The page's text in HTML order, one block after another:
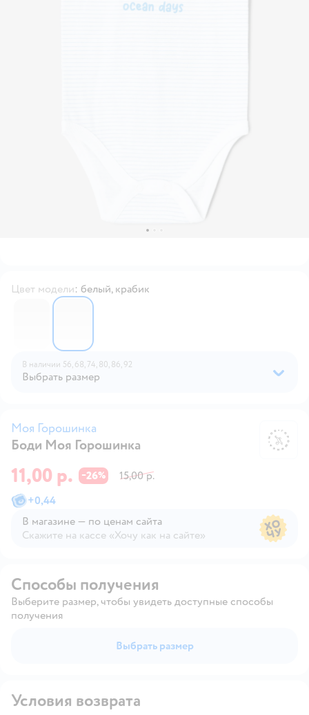
Цвет модели: белый, крабик
70573027057315
В наличии 56, 68, 74, 80, 86, 92
Выбрать размер
Моя Горошинка
Боди Моя Горошинка
11,00 р. −26%
15,00 р.
+0,44
В магазине — по ценам сайта
Скажите на кассе «Хочу как на сайте»
Способы получения
Выберите размер, чтобы увидеть доступные способы
получения
Выбрать размер
Условия возврата